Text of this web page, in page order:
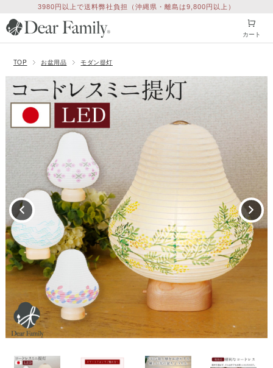
12時までの決済完了で即日発送
カート
TOP お盆用品 モダン提灯